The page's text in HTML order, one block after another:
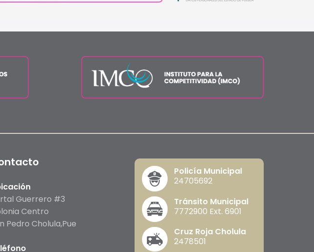
Guerrero #3
Centro
Pedro Cholula,Pue
Policía Municipal
24705692
Tránsito Municipal
7772900 Ext. 6901
Cruz Roja Cholula
2478501